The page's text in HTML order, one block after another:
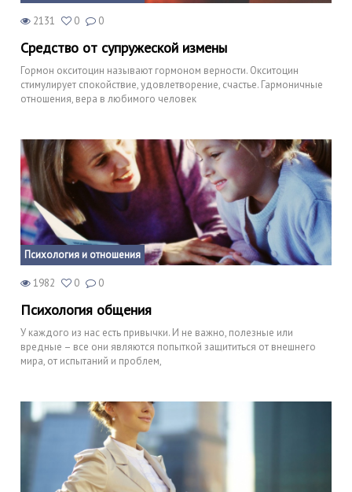
2131 0 0
Средство от супружеской измены
Гормон окситоцин называют гормоном верности. Окситоцин
стимулирует спокойствие, удовлетворение, счастье. Гармоничные
отношения, вера в любимого человек
Психология и отношения
1982 0 0
Психология общения
У каждого из нас есть привычки. И не важно, полезные или
вредные – все они являются попыткой защититься от внешнего
мира, от испытаний и проблем,